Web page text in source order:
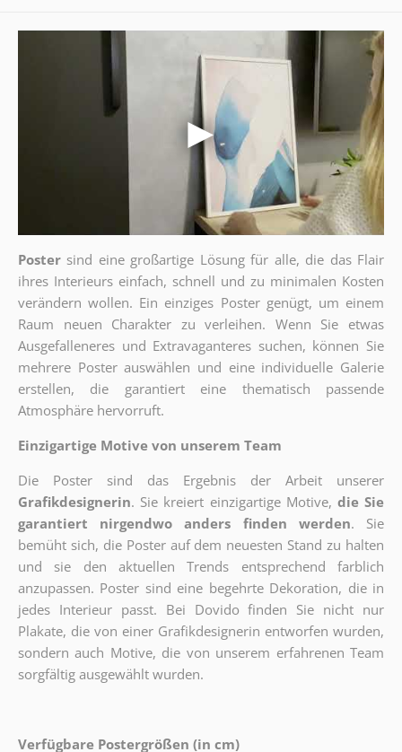
Poster sind eine großartige Lösung für alle, die das Flair
ihres Interieurs einfach, schnell und zu minimalen Kosten
verändern wollen. Ein einziges Poster genügt, um einem
Raum neuen Charakter zu verleihen. Wenn Sie etwas
Ausgefalleneres und Extravaganteres suchen, können Sie
mehrere Poster auswählen und eine individuelle Galerie
erstellen, die garantiert eine thematisch passende
Atmosphäre hervorruft.
Einzigartige Motive von unserem Team
Die Poster sind das Ergebnis der Arbeit unserer
Grafikdesignerin. Sie kreiert einzigartige Motive, die Sie
garantiert nirgendwo anders finden werden. Sie
bemüht sich, die Poster auf dem neuesten Stand zu halten
und sie den aktuellen Trends entsprechend farblich
anzupassen. Poster sind eine begehrte Dekoration, die in
jedes Interieur passt. Bei Dovido finden Sie nicht nur
Plakate, die von einer Grafikdesignerin entworfen wurden,
sondern auch Motive, die von unserem erfahrenen Team
sorgfältig ausgewählt wurden.
Verfügbare Postergrößen (in cm)